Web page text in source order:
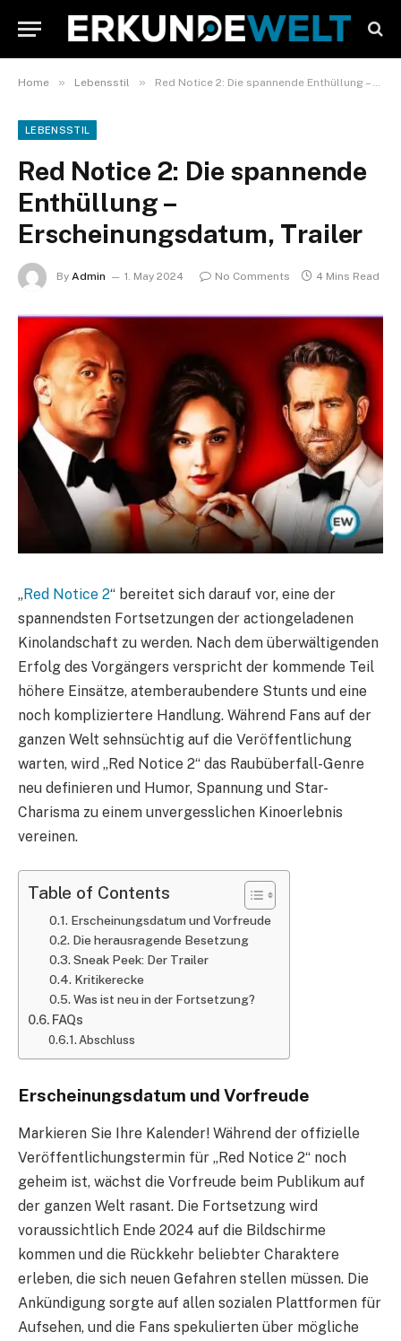
Home » Lebensstil » Red Notice 2: Die spannende Enthüllung – Erscheinungsdatum, Trailer
LEBENSSTIL
Red Notice 2: Die spannende
Enthüllung –
Erscheinungsdatum, Trailer
By Admin 1. May 2024 No Comments 4 Mins Read
„Red Notice 2“ bereitet sich darauf vor, eine der
spannendsten Fortsetzungen der actiongeladenen
Kinolandschaft zu werden. Nach dem überwältigenden
Erfolg des Vorgängers verspricht der kommende Teil
höhere Einsätze, atemberaubendere Stunts und eine
noch kompliziertere Handlung. Während Fans auf der
ganzen Welt sehnsüchtig auf die Veröffentlichung
warten, wird „Red Notice 2“ das Raubüberfall-Genre
neu definieren und Humor, Spannung und Star-
Charisma zu einem unvergesslichen Kinoerlebnis
vereinen.
Table of Contents
Erscheinungsdatum und Vorfreude
Die herausragende Besetzung
Sneak Peek: Der Trailer
Kritikerecke
Was ist neu in der Fortsetzung?
FAQs
Abschluss
Erscheinungsdatum und Vorfreude
Markieren Sie Ihre Kalender! Während der offizielle
Veröffentlichungstermin für „Red Notice 2“ noch
geheim ist, wächst die Vorfreude beim Publikum auf
der ganzen Welt rasant. Die Fortsetzung wird
voraussichtlich Ende 2024 auf die Bildschirme
kommen und die Rückkehr beliebter Charaktere
erleben, die sich neuen Gefahren stellen müssen. Die
Ankündigung sorgte auf allen sozialen Plattformen für
Aufsehen, und die Fans spekulierten über mögliche